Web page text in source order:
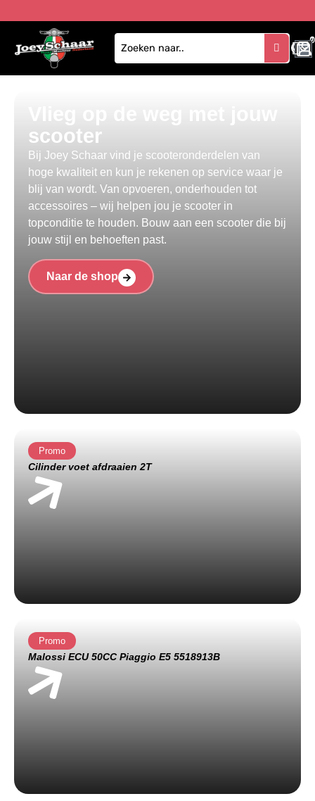
0
1
scooter
Bij Joey Schaar vind je scooteronderdelen van
hoge kwaliteit en kun je rekenen op service waar je
blij van wordt. Van opvoeren, onderhouden tot
accessoires – wij helpen jou je scooter in
topconditie te houden. Bouw aan een scooter die bij
jouw stijl en behoeften past.
Naar de shop
Promo
Cilinder voet afdraaien 2T
Promo
Malossi ECU 50CC Piaggio E5 5518913B